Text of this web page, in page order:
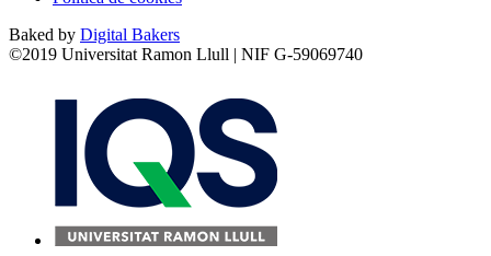
Baked by Digital Bakers
©2019 Universitat Ramon Llull | NIF G-59069740